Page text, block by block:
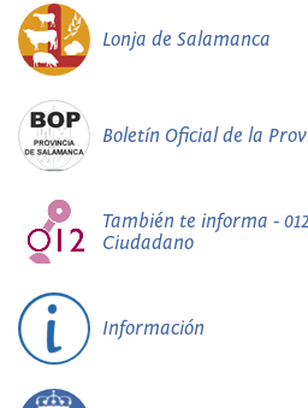
Lonja de Salamanca
Boletín Oficial de la
También te informa -
Ciudadano
Información